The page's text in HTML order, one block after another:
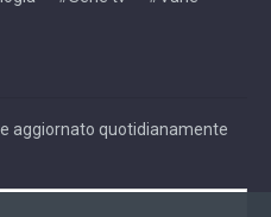
aggiornato quotidianamente